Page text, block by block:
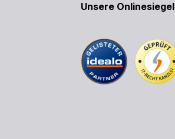
Unsere Onlinesiegel